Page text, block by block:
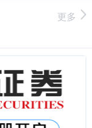
更多